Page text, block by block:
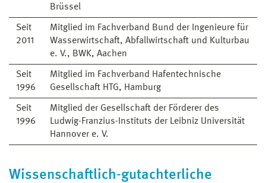
Brüssel
Seit
2011
Mitglied im Fachverband Bund der Ingenieure für
Wasserwirtschaft, Abfallwirtschaft und Kulturbau
e. V., BWK, Aachen
Seit
1996
Mitglied im Fachverband Hafentechnische
Gesellschaft HTG, Hamburg
Seit
1996
Mitglied der Gesellschaft der Förderer des
Ludwig-Franzius-Instituts der Leibniz Universität
Hannover e. V.
Wissenschaftlich-gutachterliche